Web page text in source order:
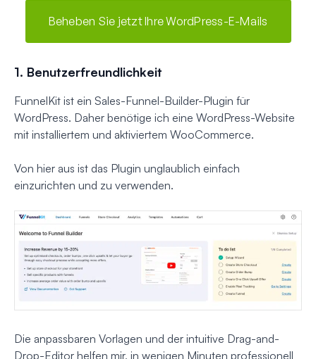
Beheben Sie jetzt Ihre WordPress-E-Mails
1. Benutzerfreundlichkeit
FunnelKit ist ein Sales-Funnel-Builder-Plugin für
WordPress. Daher benötige ich eine WordPress-Website
mit installiertem und aktiviertem WooCommerce.
Von hier aus ist das Plugin unglaublich einfach
einzurichten und zu verwenden.
Die anpassbaren Vorlagen und der intuitive Drag-and-
Drop-Editor helfen mir, in wenigen Minuten professionell